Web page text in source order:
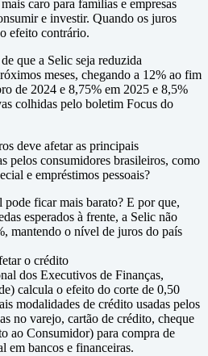
caro para famílias e empresas
e investir. Quando os juros
efeito contrário.
que a Selic seja reduzida
meses, chegando a 12% ao fim
de 2024 e 8,75% em 2025 e 8,5%
colhidas pelo boletim Focus do
deve afetar as principais
pelos consumidores brasileiros, como
e empréstimos pessoais?
ficar mais barato? E por que,
esperados à frente, a Selic não
mantendo o nível de juros do país
o crédito
dos Executivos de Finanças,
calcula o efeito do corte de 0,50
modalidades de crédito usadas pelos
no varejo, cartão de crédito, cheque
ao Consumidor) para compra de
em bancos e financeiras.